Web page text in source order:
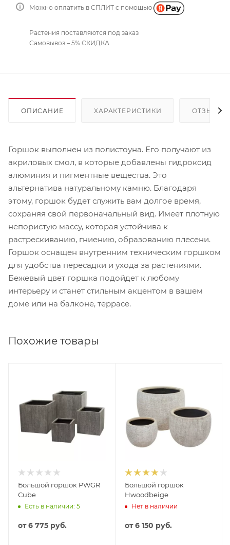
Можно оплатить в СПЛИТ с помощью
Растения поставляются под заказ
Самовывоз – 5% СКИДКА
ОПИСАНИЕ ХАРАКТЕРИСТИКИ ОТЗЫВЫ
Горшок выполнен из полистоуна. Его получают из
акриловых смол, в которые добавлены гидроксид
алюминия и пигментные вещества. Это
альтернатива натуральному камню. Благодаря
этому, горшок будет служить вам долгое время,
сохраняя свой первоначальный вид. Имеет плотную
непористую массу, которая устойчива к
растрескиванию, гниению, образованию плесени.
Горшок оснащен внутренним техническим горшком
для удобства пересадки и ухода за растениями.
Бежевый цвет горшка подойдет к любому
интерьеру и станет стильным акцентом в вашем
доме или на балконе, террасе.
Похожие товары
Большой горшок PWGR
Cube
Есть в наличии: 5
от6 775 руб.
Большой горшок
Hwoodbeige
Нет в наличии
от6 150 руб.